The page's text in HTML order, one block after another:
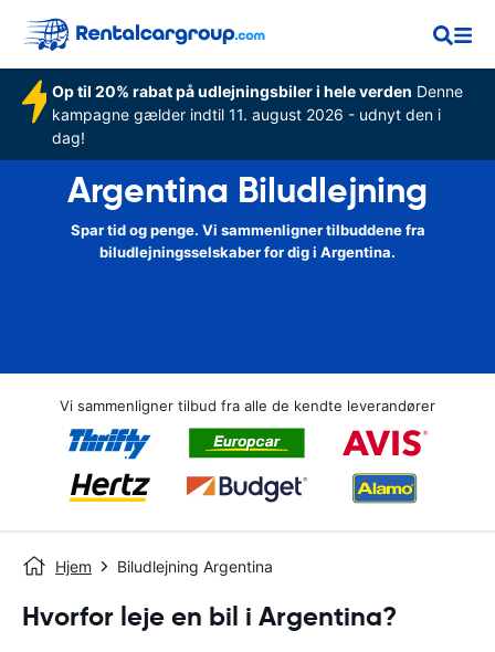
Op til 20% rabat på udlejningsbiler i hele verden Denne
kampagne gælder indtil 11. august 2026 - udnyt den i
dag!
Argentina Biludlejning
Spar tid og penge. Vi sammenligner tilbuddene fra
biludlejningsselskaber for dig i Argentina.
Vi sammenligner tilbud fra alle de kendte leverandører
Hjem Biludlejning Argentina
Hvorfor leje en bil i Argentina?